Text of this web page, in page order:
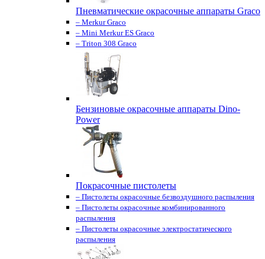
Пневматические окрасочные аппараты Graco
– Merkur Graco
– Mini Merkur ES Graco
– Triton 308 Graco
Бензиновые окрасочные аппараты Dino-
Power
Покрасочные пистолеты
– Пистолеты окрасочные безвоздушного распыления
– Пистолеты окрасочные комбинированного
распыления
– Пистолеты окрасочные электростатического
распыления